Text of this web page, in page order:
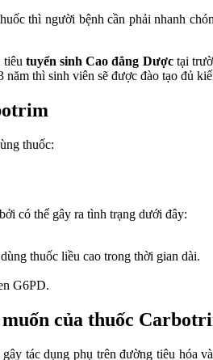
thì người bệnh cần phải nhanh
tiêu tuyển sinh Cao đẳng Dượctại
thì sinh viên sẽ được đào tạo đủ
thuốc:
có thể gây ra tình trạng dưới đây:
thuốc liều cao trong thời gian dài.
G6PD.
của thuốc
tác dụng phụ trên đường tiêu hóa